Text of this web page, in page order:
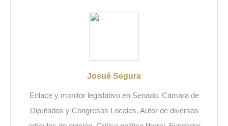
Josué Segura
Enlace y monitor legislativo en Senado, Cámara de
Diputados y Congresos Locales. Autor de diversos